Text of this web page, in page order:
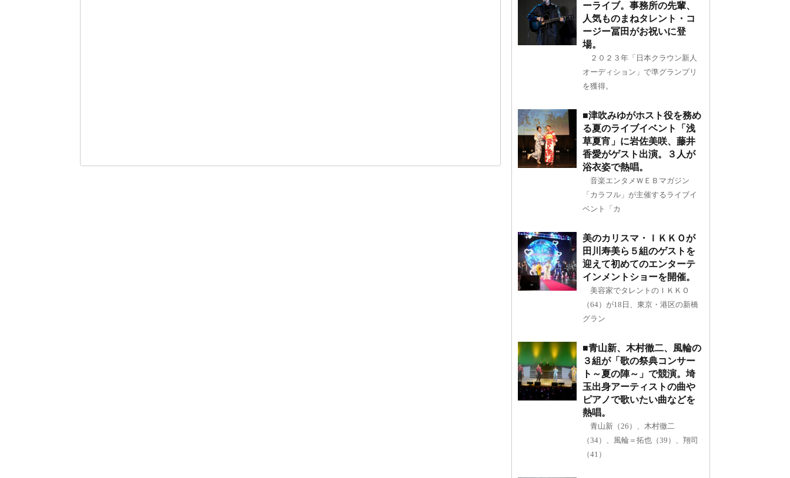
ーライブ。事務所の先輩、
人気ものまねタレント・コ
ージー冨田がお祝いに登
場。
２０２３年「日本クラウン新人
オーディション」で準グランプリ
を獲得。
■津吹みゆがホスト役を務め
る夏のライブイベント「浅
草夏宵」に岩佐美咲、藤井
香愛がゲスト出演。３人が
浴衣姿で熱唱。
音楽エンタメＷＥＢマガジン
「カラフル」が主催するライブイ
ベント「カ
美のカリスマ・ＩＫＫＯが
田川寿美ら５組のゲストを
迎えて初めてのエンターテ
インメントショーを開催。
美容家でタレントのＩＫＫＯ
（64）が18日、東京・港区の新橋
グラン
■青山新、木村徹二、風輪の
３組が「歌の祭典コンサー
ト～夏の陣～」で競演。埼
玉出身アーティストの曲や
ピアノで歌いたい曲などを
熱唱。
青山新（26）、木村徹二
（34）、風輪＝拓也（39）、翔司
（41）